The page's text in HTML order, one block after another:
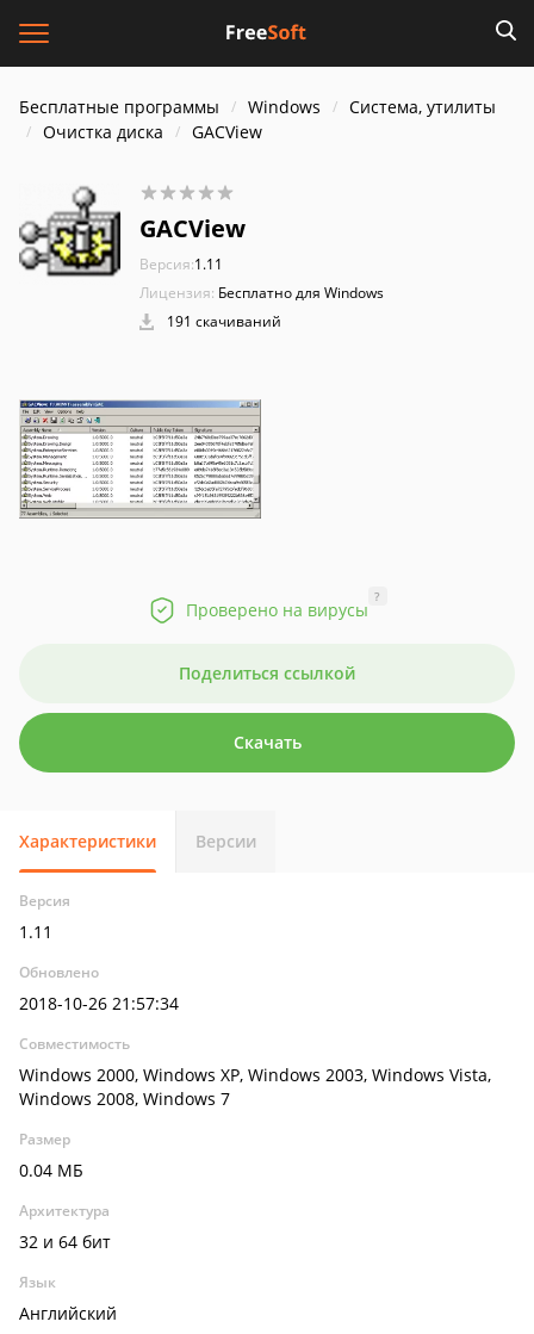
Бесплатные программы Windows
Система, утилиты
Очистка диска
GACView
GACView
Версия:1.11
Лицензия: Бесплатно для Windows
191 скачиваний
Проверено на вирусы
?
Поделиться ссылкой
Скачать
Характеристики Версии
Версия
1.11
Обновлено
2018-10-26 21:57:34
Совместимость
Windows 2000, Windows XP, Windows 2003, Windows Vista,
Windows 2008, Windows 7
Размер
0.04 МБ
Архитектура
32 и 64 бит
Язык
Английский